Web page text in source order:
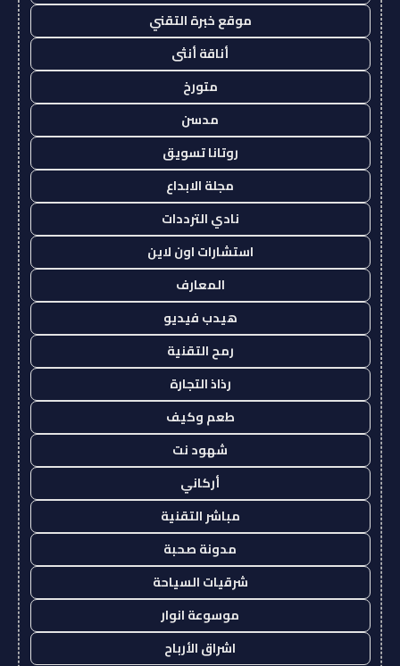
موقع خبرة التقني
أناقة أنثى
متورخ
مدسن
روتانا تسويق
مجلة الابداع
نادي الترددات
استشارات اون لاين
المعارف
هيدب فيديو
رمح التقنية
رذاذ التجارة
طعم وكيف
شهود نت
أركاني
مباشر التقنية
مدونة صحبة
شرقيات السياحة
موسوعة انوار
اشراق الأرباح